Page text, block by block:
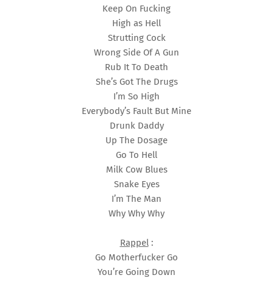
Keep On Fucking
High as Hell
Strutting Cock
Wrong Side Of A Gun
Rub It To Death
She’s Got The Drugs
I’m So High
Everybody’s Fault But Mine
Drunk Daddy
Up The Dosage
Go To Hell
Milk Cow Blues
Snake Eyes
I’m The Man
Why Why Why
Rappel:
Go Motherfucker Go
You’re Going Down